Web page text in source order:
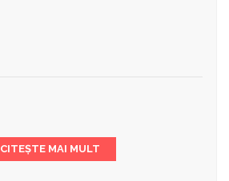
CITEȘTE MAI MULT